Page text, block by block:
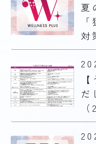
夏
対
だ